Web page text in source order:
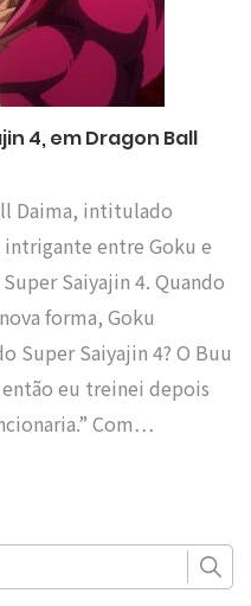
4, em Dragon Ball
Daima, intitulado
entre Goku e
Saiyajin 4. Quando
forma, Goku
Super Saiyajin 4? O Buu
eu treinei depois
Com…